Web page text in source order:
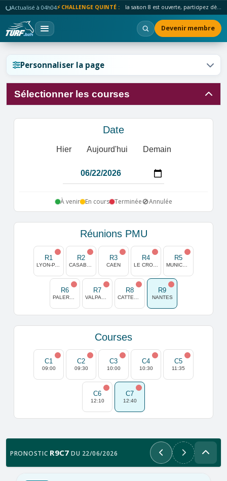
Actualisé à 04h04⚡ CHALLENGE QUINTÉ : la saison 8 est ouverte, participez dès maintenant !
Devenir membre
Personnaliser la page
Sélectionner les courses
Date
Hier Aujourd'hui Demain
À venir En cours Terminée🚫Annulée
Réunions PMU
R1 R2 R3
CAEN
R4 R5
R6 R7 R8 R9
NANTES
Courses
C1
09:00
C2
09:30
C3
10:00
C4
10:30
C5
11:35
C6
12:10
C7
12:40
PRONOSTIC R9C7 DU 22/06/2026 PrécédentSuivant
Réinitialiser l'affichage ?
Réinitialiser